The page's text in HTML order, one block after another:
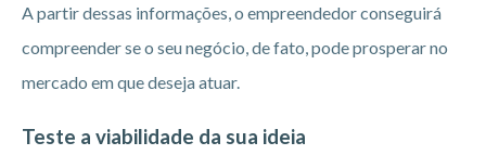
A partir dessas informações, o empreendedor conseguirá
compreender se o seu negócio, de fato, pode prosperar no
mercado em que deseja atuar.
Teste a viabilidade da sua ideia